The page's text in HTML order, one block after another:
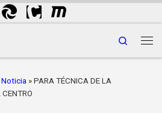
Search
Noticia » PARA TÉCNICA DE LA